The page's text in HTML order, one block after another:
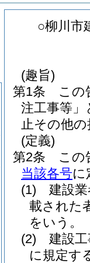
○柳川市
(趣旨)
第1条
この
注工事等」
止その他
(定義)
第2条
この
当該各号に
(1)
建設
載された
をいう。
(2)
建設
に規定す